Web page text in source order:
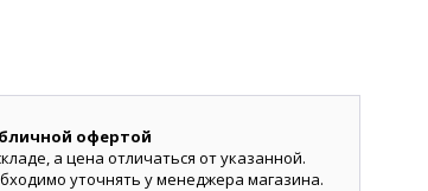
офертой
а цена отличаться от указанной.
уточнять у менеджера магазина.